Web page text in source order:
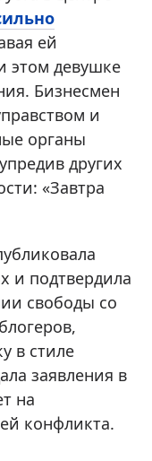
ей
этом девушке
Бизнесмен
и
органы
других
«Завтра
и подтвердила
свободы со
в стиле
заявления в
на
конфликта.